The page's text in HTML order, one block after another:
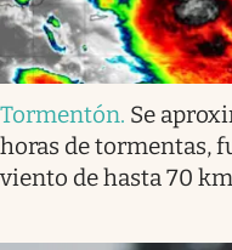
Tormentón. Se
horas de tormentas,
viento de hasta 70